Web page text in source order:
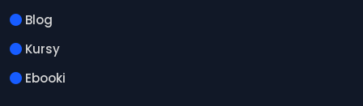
Blog
Kursy
Ebooki